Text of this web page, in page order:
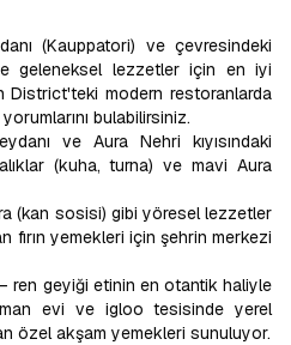
(Kauppatori) ve çevresindeki
geleneksel lezzetler için en iyi
District'teki modern restoranlarda
bulabilirsiniz.
ve Aura Nehri kıyısındaki
(kuha, turna) ve mavi Aura
(kan sosisi) gibi yöresel lezzetler
fırın yemekleri için şehrin merkezi
ren geyiği etinin en otantik haliyle
evi ve igloo tesisinde yerel
özel akşam yemekleri sunuluyor.